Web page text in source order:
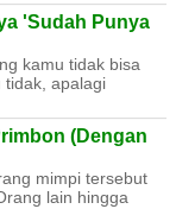
'Sudah Punya
kamu tidak bisa
tidak, apalagi
(Dengan
mimpi tersebut
lain hingga